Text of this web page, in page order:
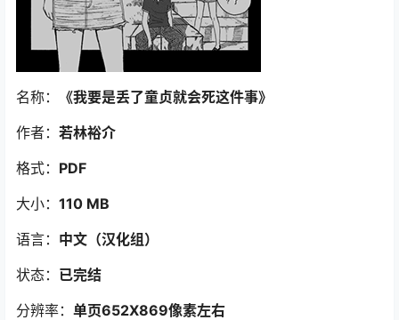
名称： 《我要是丢了童贞就会死这件事》
作者： 若林裕介
格式： PDF
大小： 110 MB
语言： 中文（汉化组）
状态： 已完结
分辨率： 单页652X869像素左右